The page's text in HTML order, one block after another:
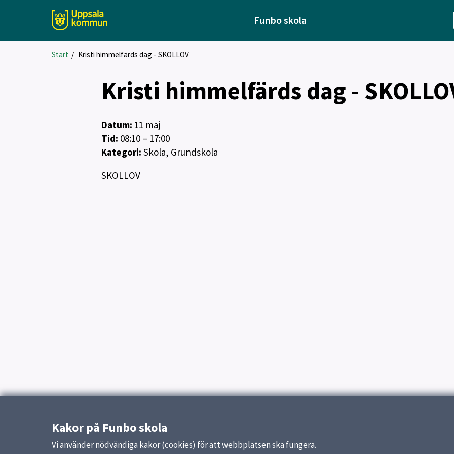
Funbo skola
Start / Kristi himmelfärds dag - SKOLLOV
Kristi himmelfärds dag -
Datum: 11 maj
Tid: 08:10 – 17:00
Kategori: Skola, Grundskola
SKOLLOV
Kakor på Funbo skola
Vi använder nödvändiga kakor (cookies) för att webbplatsen ska fungera.